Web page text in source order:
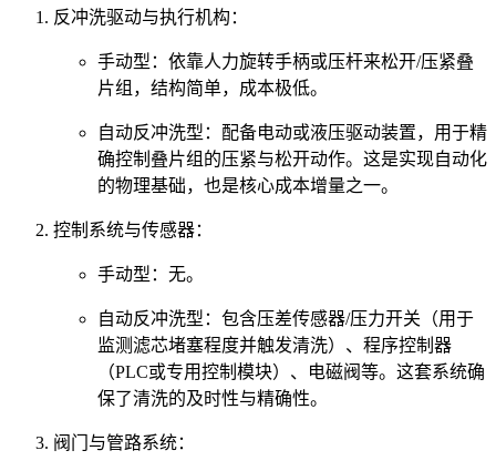
反冲洗驱动与执行机构：
手动型：依靠人力旋转手柄或压杆来松开/压紧叠
片组，结构简单，成本极低。
自动反冲洗型：配备电动或液压驱动装置，用于精
确控制叠片组的压紧与松开动作。这是实现自动化
的物理基础，也是核心成本增量之一。
控制系统与传感器：
手动型：无。
自动反冲洗型：包含压差传感器/压力开关（用于
监测滤芯堵塞程度并触发清洗）、程序控制器
（PLC或专用控制模块）、电磁阀等。这套系统确
保了清洗的及时性与精确性。
阀门与管路系统：